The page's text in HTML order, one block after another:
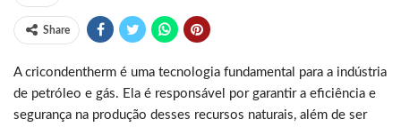
Share
A cricondentherm é uma tecnologia fundamental para a indústria
de petróleo e gás. Ela é responsável por garantir a eficiência e
segurança na produção desses recursos naturais, além de ser